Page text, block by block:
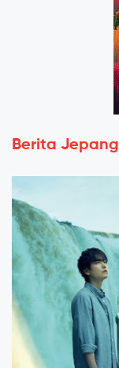
Berita